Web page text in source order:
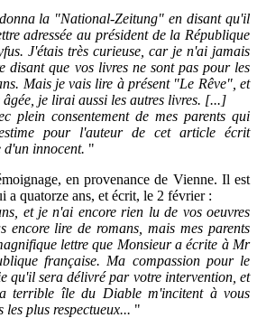
la "National-Zeitung" en disant qu'il
adressée au président de la République
J'étais très curieuse, car je n'ai jamais
disant que vos livres ne sont pas pour les
Mais je vais lire à présent "Le Rêve", et
je lirai aussi les autres livres. [...]
plein consentement de mes parents qui
pour l'auteur de cet article écrit
d'un innocent. "
en provenance de Vienne. Il est
a quatorze ans, et écrit, le 2 février :
et je n'ai encore rien lu de vos oeuvres
encore lire de romans, mais mes parents
lettre que Monsieur a écrite à Mr
française. Ma compassion pour le
qu'il sera délivré par votre intervention, et
terrible île du Diable m'incitent à vous
plus respectueux... "